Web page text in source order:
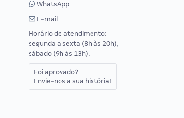
WhatsApp
E-mail
Horário de atendimento:
segunda a sexta (8h às 20h),
sábado (9h às 13h).
Foi aprovado?
Envie-nos a sua história!